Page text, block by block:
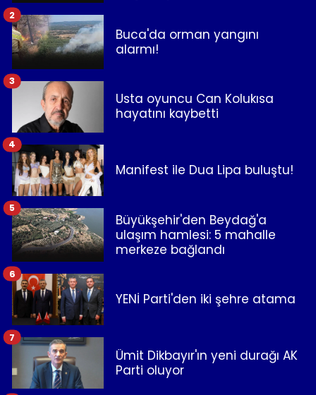
Buca'da orman yangını
alarmı!
2
Usta oyuncu Can Kolukısa
hayatını kaybetti
3
Manifest ile Dua Lipa buluştu!
4
Büyükşehir'den Beydağ'a
ulaşım hamlesi: 5 mahalle
merkeze bağlandı
5
YENİ Parti'den iki şehre atama
6
Ümit Dikbayır'ın yeni durağı AK
Parti oluyor
7